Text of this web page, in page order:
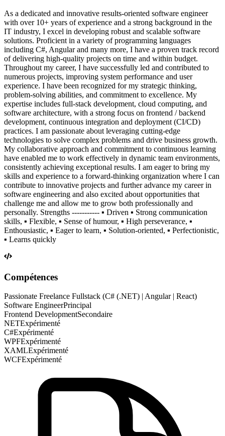
As a dedicated and innovative results-oriented software engineer
with over 10+ years of experience and a strong background in the
IT industry, I excel in developing robust and scalable software
solutions. Proficient in a variety of programming languages
including C#, Angular and many more, I have a proven track record
of delivering high-quality projects on time and within budget.
Throughout my career, I have successfully led and contributed to
numerous projects, improving system performance and user
experience. I have been recognized for my strategic thinking,
problem-solving abilities, and commitment to excellence. My
expertise includes full-stack development, cloud computing, and
software architecture, with a strong focus on frontend / backend
development, continuous integration and deployment (CI/CD)
practices. I am passionate about leveraging cutting-edge
technologies to solve complex problems and drive business growth.
My collaborative approach and commitment to continuous learning
have enabled me to work effectively in dynamic team environments,
consistently achieving exceptional results. I am eager to bring my
skills and experience to a forward-thinking organization where I can
contribute to innovative projects and further advance my career in
software engineering and also excited about opportunities that
challenge me and allow me to grow both professionally and
personally. Strengths ----------- ▪️ Driven ▪️ Strong communication
skills, ▪️ Flexible, ▪️ Sense of humour, ▪️ High perseverance, ▪️
Enthousiastic, ▪️ Eager to learn, ▪️ Solution-oriented, ▪️ Perfectionistic,
▪️ Learns quickly
Compétences
Passionate Freelance Fullstack (C# (.NET) | Angular | React)
Software EngineerPrincipal
Frontend DevelopmentSecondaire
NETExpérimenté
C#Expérimenté
WPFExpérimenté
XAMLExpérimenté
WCFExpérimenté